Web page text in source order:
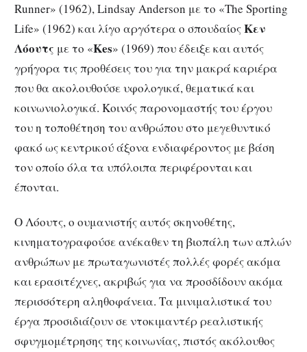
Runner» (1962), Lindsay Anderson με το «The Sporting
Life» (1962) και λίγο αργότερα ο σπουδαίοςΚεν
Λόουτς με το «Kes» (1969) που έδειξε και αυτός
γρήγορα τις προθέσεις του για την μακρά καριέρα
που θα ακολουθούσε υφολογικά, θεματικά και
κοινωνιολογικά. Κοινός παρονομαστής του έργου
του η τοποθέτηση του ανθρώπου στο μεγεθυντικό
φακό ως κεντρικού άξονα ενδιαφέροντος με βάση
τον οποίο όλα τα υπόλοιπα περιφέρονται και
έπονται.
Ο Λόουτς, ο ουμανιστής αυτός σκηνοθέτης,
κινηματογραφούσε ανέκαθεν τη βιοπάλη των απλών
ανθρώπων με πρωταγωνιστές πολλές φορές ακόμα
και ερασιτέχνες, ακριβώς για να προσδίδουν ακόμα
περισσότερη αληθοφάνεια. Τα μινιμαλιστικά του
έργα προσιδιάζουν σε ντοκιμαντέρ ρεαλιστικής
σφυγμομέτρησης της κοινωνίας, πιστός ακόλουθος